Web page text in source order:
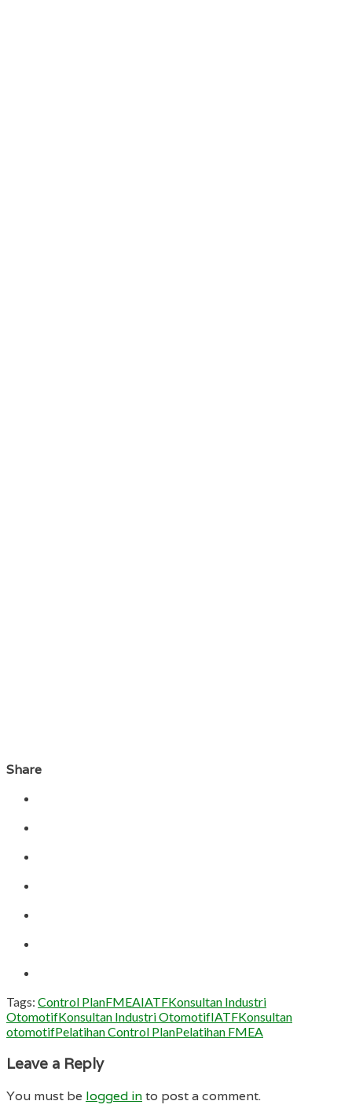
Share
Tags: Control PlanFMEAIATFKonsultan Industri
OtomotifKonsultan Industri OtomotifIATFKonsultan
otomotifPelatihan Control PlanPelatihan FMEA
Leave a Reply
You must be logged into post a comment.